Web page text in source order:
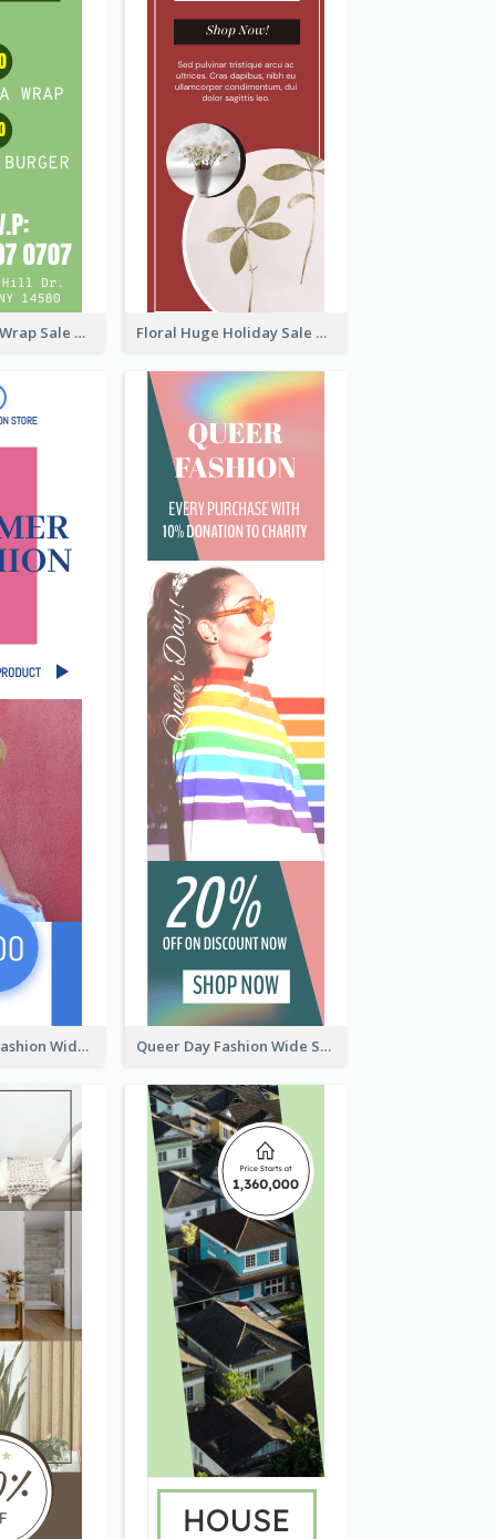
Vegan Tortilla Wrap Sale Wide Skyscraper Banner Floral Huge Holiday Sale Wide Skyscraper Banner
Summer Cosy Fashion Wide Skyscraper Banner Queer Day Fashion Wide Skyscraper Banner